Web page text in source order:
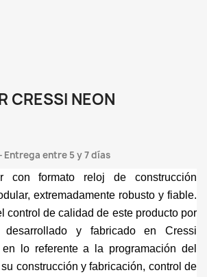
CRESSI NEON
Entrega entre 5 y 7 días
con formato reloj de construcción
extremadamente robusto y fiable.
control de calidad de este producto por
desarrollado y fabricado en Cressi
en lo referente a la programación del
construcción y fabricación, control de